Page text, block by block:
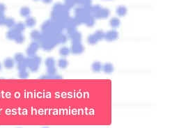
o inicia sesión
esta herramienta